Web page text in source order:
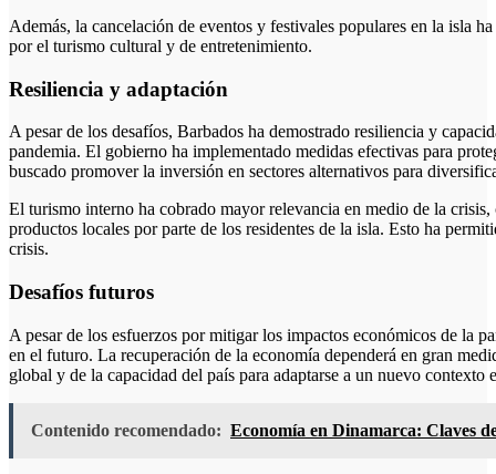
Además, la cancelación de eventos y festivales populares en la isla
por el turismo cultural y de entretenimiento.
Resiliencia y adaptación
A pesar de los desafíos, Barbados ha demostrado resiliencia y
pandemia. El gobierno ha implementado medidas efectivas para
buscado promover la inversión en sectores alternativos para
El turismo interno ha cobrado mayor relevancia en medio de la
productos locales por parte de los residentes de la isla. Esto ha
crisis.
Desafíos futuros
A pesar de los esfuerzos por mitigar los impactos económicos de la
en el futuro. La recuperación de la economía dependerá en gran
global y de la capacidad del país para adaptarse a un nuevo contexto
Contenido recomendado: Economía en Dinamarca: Claves